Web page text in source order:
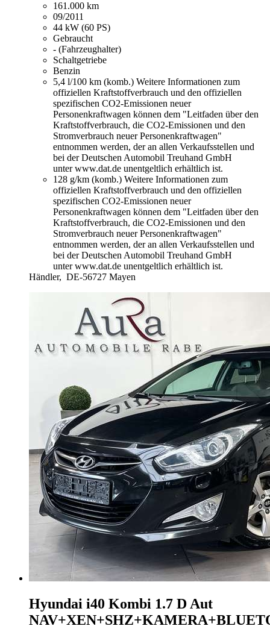
161.000 km
09/2011
44 kW (60 PS)
Gebraucht
- (Fahrzeughalter)
Schaltgetriebe
Benzin
5,4 l/100 km (komb.) Weitere Informationen zum
offiziellen Kraftstoffverbrauch und den offiziellen
spezifischen CO2-Emissionen neuer
Personenkraftwagen können dem "Leitfaden über den
Kraftstoffverbrauch, die CO2-Emissionen und den
Stromverbrauch neuer Personenkraftwagen"
entnommen werden, der an allen Verkaufsstellen und
bei der Deutschen Automobil Treuhand GmbH
unter www.dat.de unentgeltlich erhältlich ist.
128 g/km (komb.) Weitere Informationen zum
offiziellen Kraftstoffverbrauch und den offiziellen
spezifischen CO2-Emissionen neuer
Personenkraftwagen können dem "Leitfaden über den
Kraftstoffverbrauch, die CO2-Emissionen und den
Stromverbrauch neuer Personenkraftwagen"
entnommen werden, der an allen Verkaufsstellen und
bei der Deutschen Automobil Treuhand GmbH
unter www.dat.de unentgeltlich erhältlich ist.
Händler, DE-56727 Mayen
Hyundai i40 Kombi 1.7 D Aut